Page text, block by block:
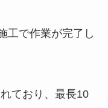
工で作業が完了し
ており、最長10